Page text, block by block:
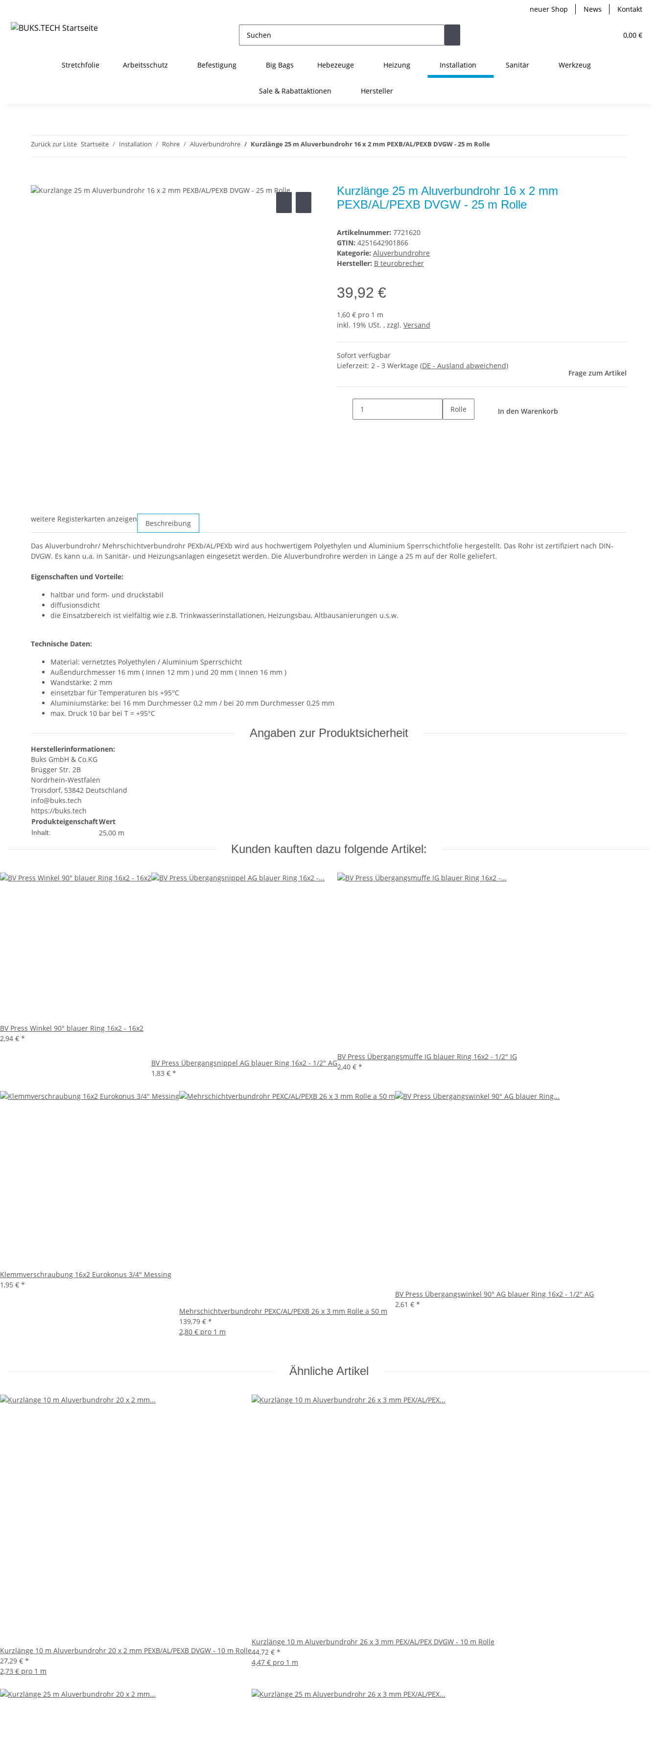
neuer Shop News Kontakt
0,00 €
Stretchfolie Arbeitsschutz Befestigung Big Bags Hebezeuge Heizung Installation Sanitär Werkzeug
Sale & Rabattaktionen Hersteller
Zurück zur Liste Startseite Installation Rohre Aluverbundrohre Kurzlänge 25 m Aluverbundrohr 16 x 2 mm PEXB/AL/PEXB DVGW - 25 m Rolle
Kurzlänge 25 m Aluverbundrohr 16 x 2 mm
PEXB/AL/PEXB DVGW - 25 m Rolle
Artikelnummer: 7721620
GTIN: 4251642901866
Kategorie: Aluverbundrohre
Hersteller: B teurobrecher
39,92 €
1,60 € pro 1 m
inkl. 19% USt. , zzgl. Versand
Sofort verfügbar
Lieferzeit: 2 - 3 Werktage (DE - Ausland abweichend)
Frage zum Artikel
Rolle In den Warenkorb
weitere Registerkarten anzeigen Beschreibung
Das Aluverbundrohr/ Mehrschichtverbundrohr PEXb/AL/PEXb wird aus hochwertigem Polyethylen und Aluminium Sperrschichtfolie hergestellt. Das Rohr ist zertifiziert nach DIN-
DVGW. Es kann u.a. in Sanitär- und Heizungsanlagen eingesetzt werden. Die Aluverbundrohre werden in Länge a 25 m auf der Rolle geliefert.
Eigenschaften und Vorteile:
haltbar und form- und druckstabil
diffusionsdicht
die Einsatzbereich ist vielfältig wie z.B. Trinkwasserinstallationen, Heizungsbau, Altbausanierungen u.s.w.
Technische Daten:
Material: vernetztes Polyethylen / Aluminium Sperrschicht
Außendurchmesser 16 mm ( Innen 12 mm ) und 20 mm ( Innen 16 mm )
Wandstärke: 2 mm
einsetzbar für Temperaturen bis +95°C
Aluminiumstärke: bei 16 mm Durchmesser 0,2 mm / bei 20 mm Durchmesser 0,25 mm
max. Druck 10 bar bei T = +95°C
Angaben zur Produktsicherheit
Herstellerinformationen:
Buks GmbH & Co.KG
Brügger Str. 2B
Nordrhein-Westfalen
Troisdorf, 53842 Deutschland
info@buks.tech
https://buks.tech
ProdukteigenschaftWert
Inhalt: 25,00 m
Kunden kauften dazu folgende Artikel:
BV Press Winkel 90° blauer Ring 16x2 - 16x2
2,94 € *
BV Press Übergangsnippel AG blauer Ring 16x2 - 1/2" AG
1,83 € *
BV Press Übergangsmuffe IG blauer Ring 16x2 - 1/2" IG
2,40 € *
Klemmverschraubung 16x2 Eurokonus 3/4" Messing
1,95 € *
Mehrschichtverbundrohr PEXC/AL/PEXB 26 x 3 mm Rolle a 50 m
139,79 € *
2,80 € pro 1 m
BV Press Übergangswinkel 90° AG blauer Ring 16x2 - 1/2" AG
2,61 € *
Ähnliche Artikel
Kurzlänge 10 m Aluverbundrohr 20 x 2 mm PEXB/AL/PEXB DVGW - 10 m Rolle
27,29 € *
2,73 € pro 1 m
Kurzlänge 10 m Aluverbundrohr 26 x 3 mm PEX/AL/PEX DVGW - 10 m Rolle
44,72 € *
4,47 € pro 1 m